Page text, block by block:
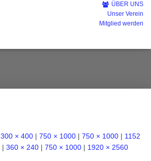
ÜBER UNS
Unser Verein
Mitglied werden
300 × 400 | 750 × 1000 | 750 × 1000 | 1152
| 360 × 240 | 750 × 1000 | 1920 × 2560